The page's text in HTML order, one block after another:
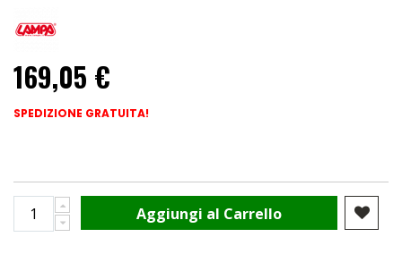
169,05 €
SPEDIZIONE GRATUITA!
Aggiungi al Carrello